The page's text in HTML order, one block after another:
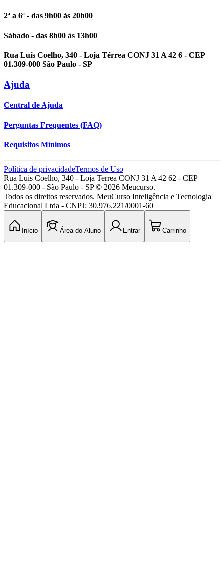
2ª a 6ª - das 9h00 às 20h00
Sábado - das 8h00 às 13h00
Rua Luís Coelho, 340 - Loja Térrea CONJ 31 A 42 6 - CEP
01.309-000 São Paulo - SP
Ajuda
Central de Ajuda
Perguntas Frequentes (FAQ)
Requisitos Mínimos
Política de privacidadeTermos de Uso
Rua Luis Coelho, 340 - Loja Terrea CONJ 31 A 42 62 - CEP
01.309-000 - São Paulo - SP © 2026 Meucurso.
Todos os direitos reservados. MeuCurso Inteligência e Tecnologia
Educacional Ltda - CNPJ: 30.976.221/0001-60
Início Área do Aluno Entrar Carrinho